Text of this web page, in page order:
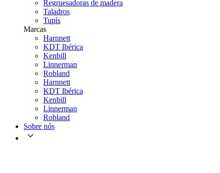
Regruesadoras de madera
Taladros
Tupís
Marcas
Harnnett
KDT Ibérica
Kenbill
Linnerman
Robland
Harnnett
KDT Ibérica
Kenbill
Linnerman
Robland
Sobre nós